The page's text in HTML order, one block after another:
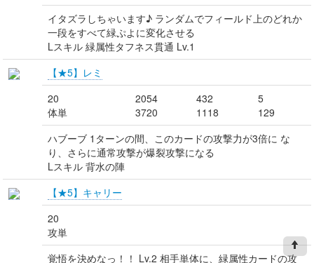
イタズラしちゃいます♪ ランダムでフィールド上のどれか
一段をすべて緑ぷよに変化させる
Lスキル 緑属性タフネス貫通 Lv.1
【★5】レミ
20
体単
2054
3720
432
1118
5
129
ハブーブ 1ターンの間、このカードの攻撃力が3倍に な
り、さらに通常攻撃が爆裂攻撃になる
Lスキル 背水の陣
【★5】キャリー
20
攻単
覚悟を決めなっ！！ Lv.2 相手単体に、緑属性カードの攻